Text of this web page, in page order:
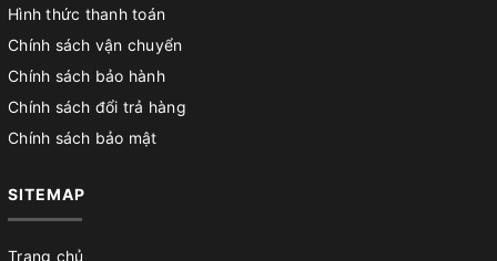
Hình thức thanh toán
Chính sách vận chuyển
Chính sách bảo hành
Chính sách đổi trả hàng
Chính sách bảo mật
SITEMAP
Trang chủ